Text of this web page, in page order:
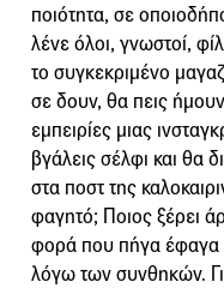
ποιότητα, σε
λένε όλοι, γνωστοί,
το συγκεκριμένο
σε δουν, θα πεις
εμπειρίες μιας
βγάλεις σέλφι και θα
στα ποστ της
φαγητό; Ποιος ξέρει
φορά που πήγα έφαγα
λόγω των συνθηκών.